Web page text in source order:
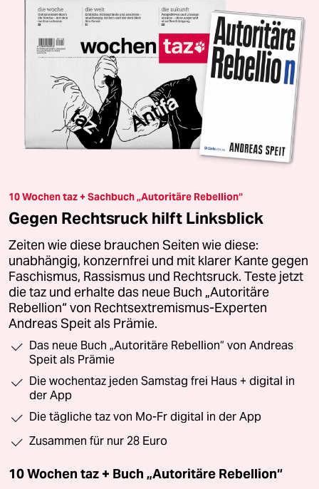
10 Wochen taz + Sachbuch „Autoritäre Rebellion“
Gegen Rechtsruck hilft Linksblick
Zeiten wie diese brauchen Seiten wie diese:
unabhängig, konzernfrei und mit klarer Kante gegen
Faschismus, Rassismus und Rechtsruck. Teste jetzt
die taz und erhalte das neue Buch „Autoritäre
Rebellion“ von Rechtsextremismus-Experten
Andreas Speit als Prämie.
Das neue Buch „Autoritäre Rebellion“ von Andreas
Speit als Prämie
Die wochentaz jeden Samstag frei Haus + digital in
der App
Die tägliche taz von Mo-Fr digital in der App
Zusammen für nur 28 Euro
10 Wochen taz + Buch „Autoritäre Rebellion“